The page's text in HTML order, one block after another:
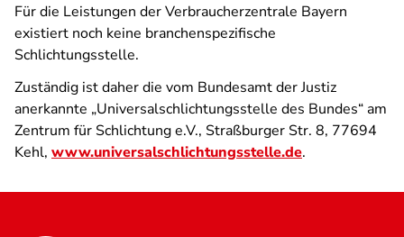
Für die Leistungen der Verbraucherzentrale Bayern
existiert noch keine branchenspezifische
Schlichtungsstelle.
Zuständig ist daher die vom Bundesamt der Justiz
anerkannte „Universalschlichtungsstelle des Bundes“ am
Zentrum für Schlichtung e.V., Straßburger Str. 8, 77694
Kehl, www.universalschlichtungsstelle.de.